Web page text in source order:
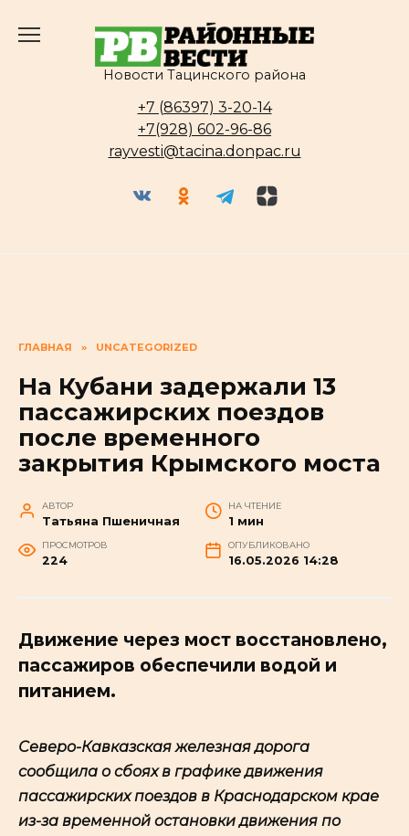
Новости Тацинского района
+7 (86397) 3-20-14
+7(928) 602-96-86
rayvesti@tacina.donpac.ru
ГЛАВНАЯ » UNCATEGORIZED
На Кубани задержали 13
пассажирских поездов
после временного
закрытия Крымского моста
АВТОР
Татьяна Пшеничная
НА ЧТЕНИЕ
1 мин
ПРОСМОТРОВ
224
ОПУБЛИКОВАНО
16.05.2026 14:28
Движение через мост восстановлено,
пассажиров обеспечили водой и
питанием.
Северо-Кавказская железная дорога
сообщила о сбоях в графике движения
пассажирских поездов в Краснодарском крае
из-за временной остановки движения по